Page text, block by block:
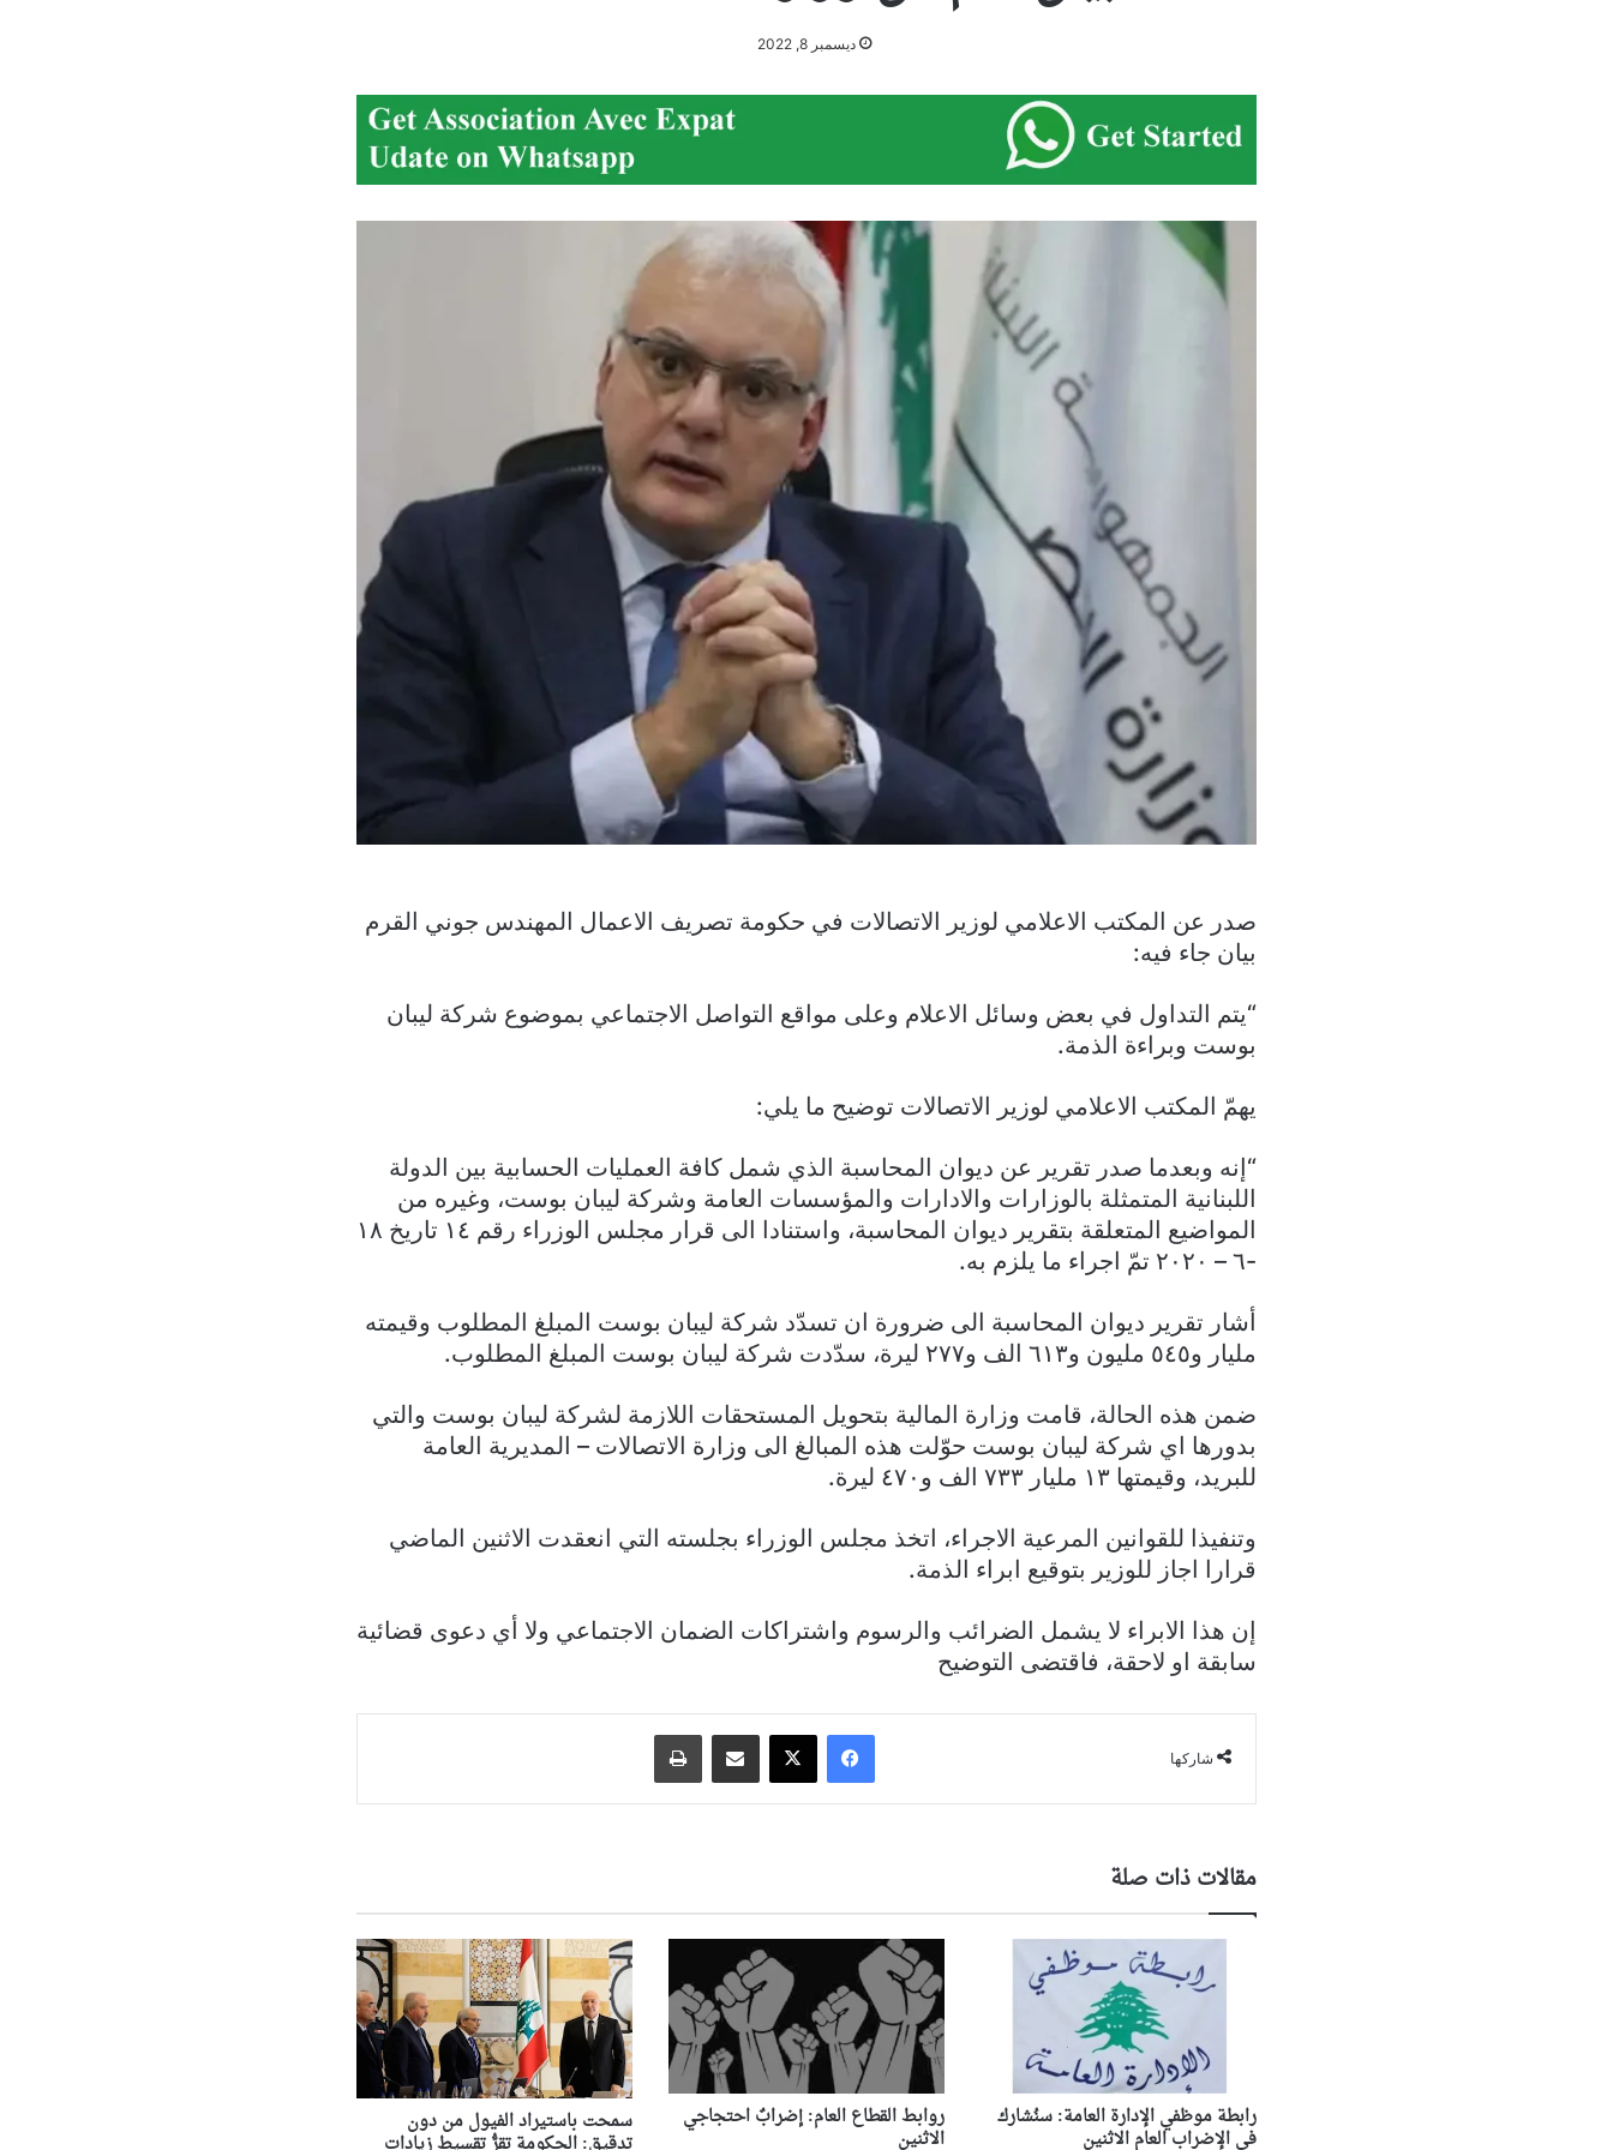
ديسمبر 8, 2022
صدر عن المكتب الاعلامي لوزير الاتصالات في حكومة تصريف الاعمال المهندس جوني القرم
بيان جاء فيه:
“يتم التداول في بعض وسائل الاعلام وعلى مواقع التواصل الاجتماعي بموضوع شركة ليبان
بوست وبراءة الذمة.
يهمّ المكتب الاعلامي لوزير الاتصالات توضيح ما يلي:
“إنه وبعدما صدر تقرير عن ديوان المحاسبة الذي شمل كافة العمليات الحسابية بين الدولة
اللبنانية المتمثلة بالوزارات والادارات والمؤسسات العامة وشركة ليبان بوست، وغيره من
المواضيع المتعلقة بتقرير ديوان المحاسبة، واستنادا الى قرار مجلس الوزراء رقم ١٤ تاريخ ١٨
-٦ – ٢٠٢٠ تمّ اجراء ما يلزم به.
أشار تقرير ديوان المحاسبة الى ضرورة ان تسدّد شركة ليبان بوست المبلغ المطلوب وقيمته
مليار و٥٤٥ مليون و٦١٣ الف و٢٧٧ ليرة، سدّدت شركة ليبان بوست المبلغ المطلوب.
ضمن هذه الحالة، قامت وزارة المالية بتحويل المستحقات اللازمة لشركة ليبان بوست والتي
بدورها اي شركة ليبان بوست حوّلت هذه المبالغ الى وزارة الاتصالات – المديرية العامة
للبريد، وقيمتها ١٣ مليار ٧٣٣ الف و٤٧٠ ليرة.
وتنفيذا للقوانين المرعية الاجراء، اتخذ مجلس الوزراء بجلسته التي انعقدت الاثنين الماضي
قرارا اجاز للوزير بتوقيع ابراء الذمة.
إن هذا الابراء لا يشمل الضرائب والرسوم واشتراكات الضمان الاجتماعي ولا أي دعوى قضائية
سابقة او لاحقة، فاقتضى التوضيح
شاركها
فيسبوك ‫X مشاركة عبر البريد طباعة
مقالات ذات صلة
رابطة موظفي الإدارة العامة: سنُشارك
في الإضراب العام الاثنين
روابط القطاع العام: إضرابٌ احتجاجي
الاثنين
سمحت باستيراد الفيول من دون